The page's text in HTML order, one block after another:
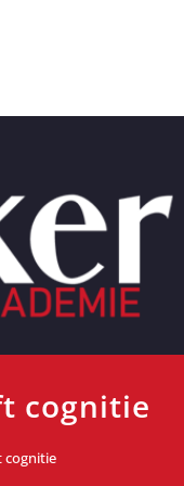
cognitie
cognitie